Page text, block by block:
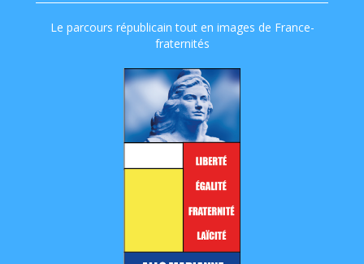
Le parcours républicain tout en images de France-
fraternités